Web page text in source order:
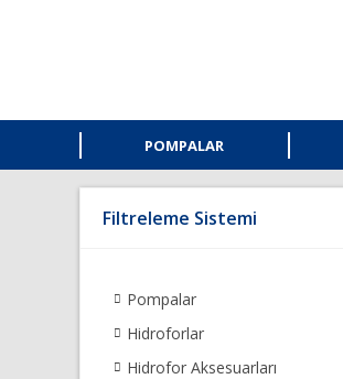
POMPALAR
Filtreleme Sistemi
Pompalar
Hidroforlar
Hidrofor Aksesuarları